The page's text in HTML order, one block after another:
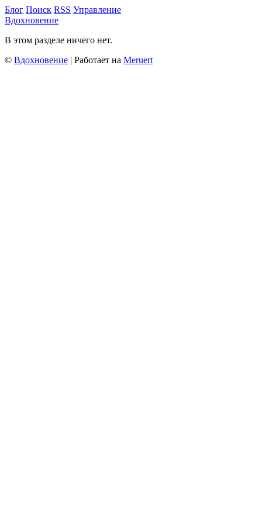
Блог Поиск RSS Управление
Вдохновение
В этом разделе ничего нет.
© Вдохновение | Работает на Meruert